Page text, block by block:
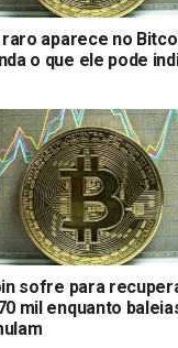
raro aparece no
o que ele pode
sofre para
mil enquanto